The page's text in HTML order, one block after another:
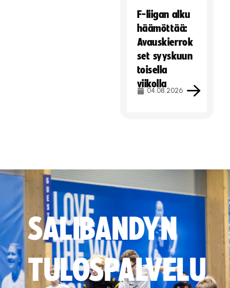
F-liigan alku
häämöttää:
Avauskierrok
set syyskuun
toisella
viikolla
04.08.2026
SALIBANDYN
TULOSPALVELU